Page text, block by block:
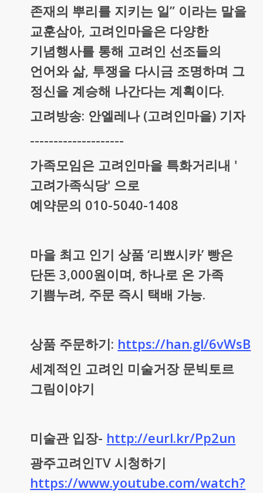
존재의 뿌리를 지키는 일” 이라는 말을
교훈삼아, 고려인마을은 다양한
기념행사를 통해 고려인 선조들의
언어와 삶, 투쟁을 다시금 조명하며 그
정신을 계승해 나간다는 계획이다.
고려방송: 안엘레나 (고려인마을) 기자
--------------------
가족모임은 고려인마을 특화거리내 '
고려가족식당' 으로
예약문의 010-5040-1408
마을 최고 인기 상품 ‘리뾰시카’ 빵은
단돈 3,000원이며, 하나로 온 가족
기쁨누려, 주문 즉시 택배 가능.
상품 주문하기: https://han.gl/6vWsB
세계적인 고려인 미술거장 문빅토르
그림이야기
미술관 입장- http://eurl.kr/Pp2un
광주고려인TV 시청하기
https://www.youtube.com/watch?